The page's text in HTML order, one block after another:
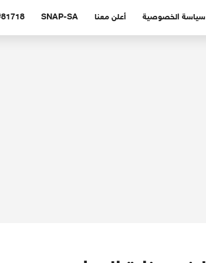
سياسة الخصوصية أعلن معنا SNAP-SA #81718 (بدون